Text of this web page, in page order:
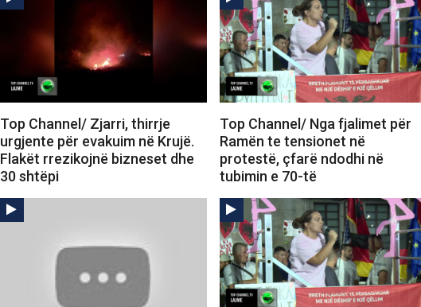
Top Channel/ Zjarri, thirrje
urgjente për evakuim në Krujë.
Flakët rrezikojnë bizneset dhe
30 shtëpi
Top Channel/ Nga fjalimet për
Ramën te tensionet në
protestë, çfarë ndodhi në
tubimin e 70-të